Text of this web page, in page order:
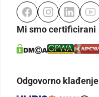
Mi smo certificirani
Odgovorno klađenje